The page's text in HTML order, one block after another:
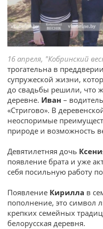
16 апреля, "Кобринский
трогательна в
супружеской жизни,
до свадьбы решили, что
деревне. Иван –
«Стригово». В
неоспоримые
природе и возможность
Девятилетняя дочь
появление брата и уже
себя посильную работу
Появление Кирилла в
пополнение, это символ
крепких семейных
белорусская деревня.